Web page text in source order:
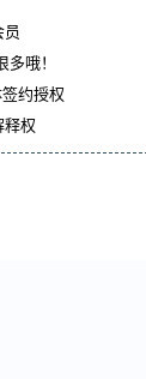
员
多哦！
约授权
释权